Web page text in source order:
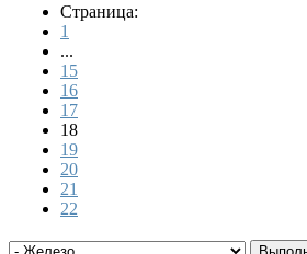
Страница:
1
...
15
16
17
18
19
20
21
22